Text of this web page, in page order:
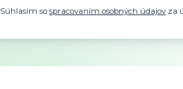
Súhlasím sospracovaním osobných údajov za